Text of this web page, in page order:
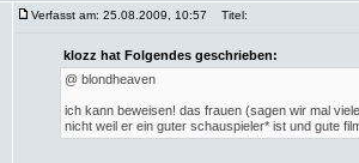
Verfasst am: 25.08.2009, 10:57 Titel:
klozz hat Folgendes geschrieben:
@ blondheaven
ich kann beweisen! das frauen (sagen wir mal
nicht weil er ein guter schauspieler* ist und gute